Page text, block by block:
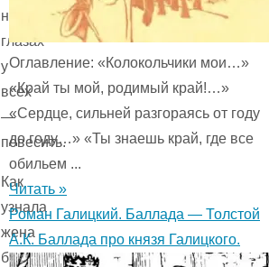
на
глазах
у
всех
—
повесить.
Как
узнала
жена
бедняка
Оглавление: «Колокольчики мои…»
«Край ты мой, родимый край!…»
«Сердце, сильней разгораясь от году
до году…» «Ты знаешь край, где все
обильем ...
Читать »
Роман Галицкий. Баллада — Толстой
А.К. Баллада про князя Галицкого.